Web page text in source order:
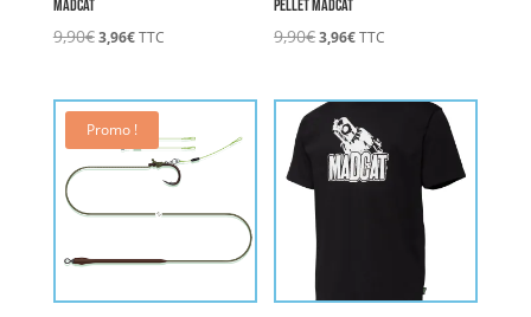
MADCAT
9,90€ Le
était :
9,90€.
3,96€Le
est :
3,96€.
TTC
Pellet MADCAT
9,90€ Le
était :
9,90€.
3,96€Le
est :
3,96€.
TTC
Promo !